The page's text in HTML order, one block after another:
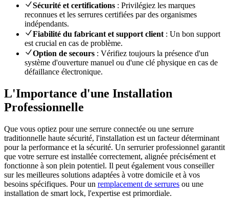
Sécurité et certifications : Privilégiez les marques
reconnues et les serrures certifiées par des organismes
indépendants.
Fiabilité du fabricant et support client : Un bon support
est crucial en cas de problème.
Option de secours : Vérifiez toujours la présence d'un
système d'ouverture manuel ou d'une clé physique en cas de
défaillance électronique.
L'Importance d'une Installation
Professionnelle
Que vous optiez pour une serrure connectée ou une serrure
traditionnelle haute sécurité, l'installation est un facteur déterminant
pour la performance et la sécurité. Un serrurier professionnel garantit
que votre serrure est installée correctement, alignée précisément et
fonctionne à son plein potentiel. Il peut également vous conseiller
sur les meilleures solutions adaptées à votre domicile et à vos
besoins spécifiques. Pour un remplacement de serrures ou une
installation de smart lock, l'expertise est primordiale.